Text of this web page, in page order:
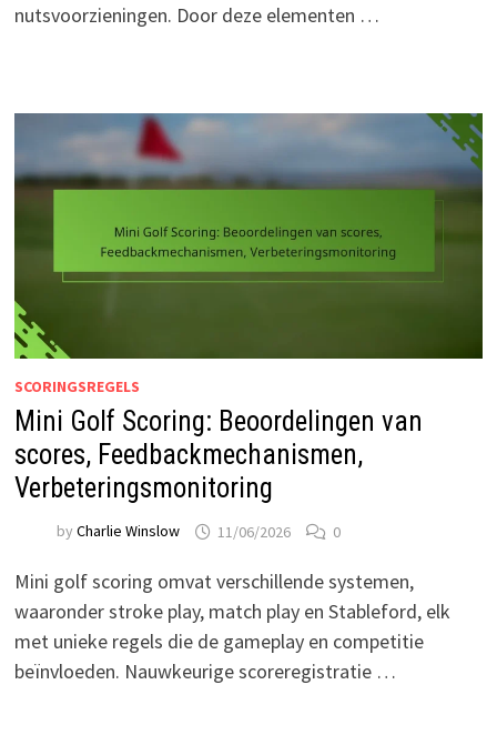
nutsvoorzieningen. Door deze elementen …
SCORINGSREGELS
Mini Golf Scoring: Beoordelingen van
scores, Feedbackmechanismen,
Verbeteringsmonitoring
by Charlie Winslow 11/06/2026 0
Mini golf scoring omvat verschillende systemen,
waaronder stroke play, match play en Stableford, elk
met unieke regels die de gameplay en competitie
beïnvloeden. Nauwkeurige scoreregistratie …